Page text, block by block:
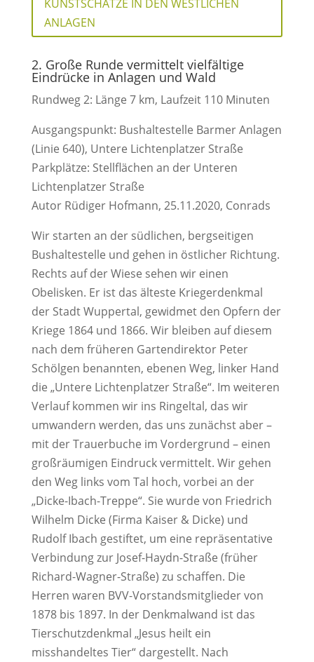
KUNSTSCHÄTZE IN DEN WESTLICHEN
ANLAGEN
2. Große Runde vermittelt vielfältige
Eindrücke in Anlagen und Wald
Rundweg 2: Länge 7 km, Laufzeit 110 Minuten
Ausgangspunkt: Bushaltestelle Barmer Anlagen
(Linie 640), Untere Lichtenplatzer Straße
Parkplätze: Stellflächen an der Unteren
Lichtenplatzer Straße
Autor Rüdiger Hofmann, 25.11.2020, Conrads
Wir starten an der südlichen, bergseitigen
Bushaltestelle und gehen in östlicher Richtung.
Rechts auf der Wiese sehen wir einen
Obelisken. Er ist das älteste Kriegerdenkmal
der Stadt Wuppertal, gewidmet den Opfern der
Kriege 1864 und 1866. Wir bleiben auf diesem
nach dem früheren Gartendirektor Peter
Schölgen benannten, ebenen Weg, linker Hand
die „Untere Lichtenplatzer Straße“. Im weiteren
Verlauf kommen wir ins Ringeltal, das wir
umwandern werden, das uns zunächst aber –
mit der Trauerbuche im Vordergrund – einen
großräumigen Eindruck vermittelt. Wir gehen
den Weg links vom Tal hoch, vorbei an der
„Dicke-Ibach-Treppe“. Sie wurde von Friedrich
Wilhelm Dicke (Firma Kaiser & Dicke) und
Rudolf Ibach gestiftet, um eine repräsentative
Verbindung zur Josef-Haydn-Straße (früher
Richard-Wagner-Straße) zu schaffen. Die
Herren waren BVV-Vorstandsmitglieder von
1878 bis 1897. In der Denkmalwand ist das
Tierschutzdenkmal „Jesus heilt ein
misshandeltes Tier“ dargestellt. Nach